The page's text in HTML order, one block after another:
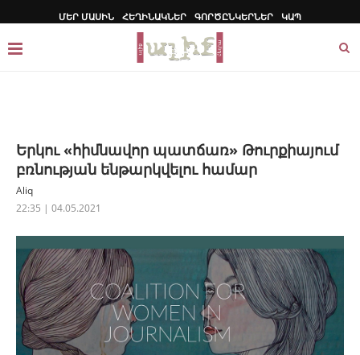
ՄԵՐ ՄԱՍԻՆ ՀԵՂԻՆԱԿՆԵՐ ԳՈՐԾԸՆԿԵՐՆԵՐ ԿԱՊ
Երկու «հիմնավոր պատճառ» Թուրքիայում
բռնության ենթարկվելու համար
Aliq
22:35 | 04.05.2021